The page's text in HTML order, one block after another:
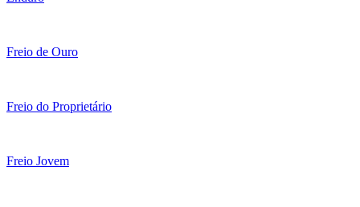
Freio de Ouro
Freio do Proprietário
Freio Jovem